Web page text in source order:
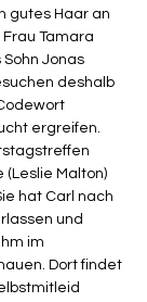
gutes Haar an
Tamara
Jonas
deshalb
ergreifen.
Malton)
hat Carl nach
und
im
Dort findet